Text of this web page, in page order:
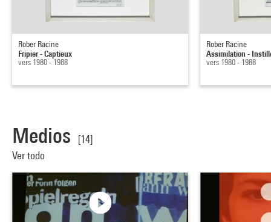
Rober Racine
Fripier - Captieux
vers 1980 - 1988
Rober Racine
Assimilation -
vers 1980 - 1988
Medios
[14]
Ver todo